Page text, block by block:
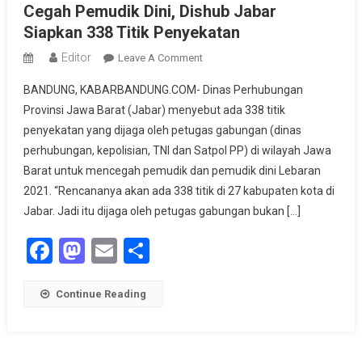
Cegah Pemudik Dini, Dishub Jabar
Siapkan 338 Titik Penyekatan
Editor Leave A CommentOn
Pemudik
Dini,
Dishub
Jabar
Siapkan
338
Titik
BANDUNG, KABARBANDUNG.COM- Dinas Perhubungan
Provinsi Jawa Barat (Jabar) menyebut ada 338 titik
penyekatan yang dijaga oleh petugas gabungan (dinas
perhubungan, kepolisian, TNI dan Satpol PP) di wilayah Jawa
Barat untuk mencegah pemudik dan pemudik dini Lebaran
2021. “Rencananya akan ada 338 titik di 27 kabupaten kota di
Jabar. Jadi itu dijaga oleh petugas gabungan bukan […]
Facebook
Mastodon
EmailShare
Continue Reading